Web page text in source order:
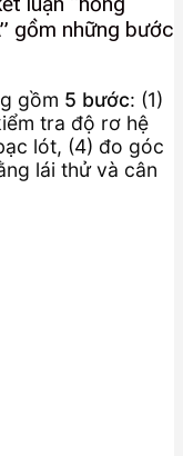
gồm những bước
gồm 5 bước: (1)
tra độ rơ hệ
lót, (4) đo góc
lái thử và cân